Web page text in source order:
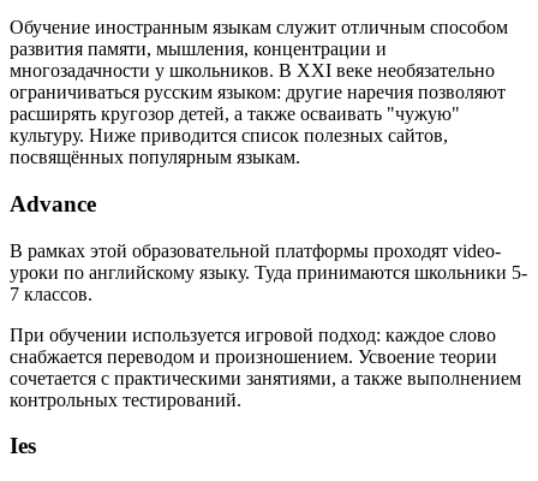
Обучение иностранным языкам служит отличным способом
развития памяти, мышления, концентрации и
многозадачности у школьников. В XXI веке необязательно
ограничиваться русским языком: другие наречия позволяют
расширять кругозор детей, а также осваивать "чужую"
культуру. Ниже приводится список полезных сайтов,
посвящённых популярным языкам.
Advance
В рамках этой образовательной платформы проходят video-
уроки по английскому языку. Туда принимаются школьники 5-
7 классов.
При обучении используется игровой подход: каждое слово
снабжается переводом и произношением. Усвоение теории
сочетается с практическими занятиями, а также выполнением
контрольных тестирований.
Ies